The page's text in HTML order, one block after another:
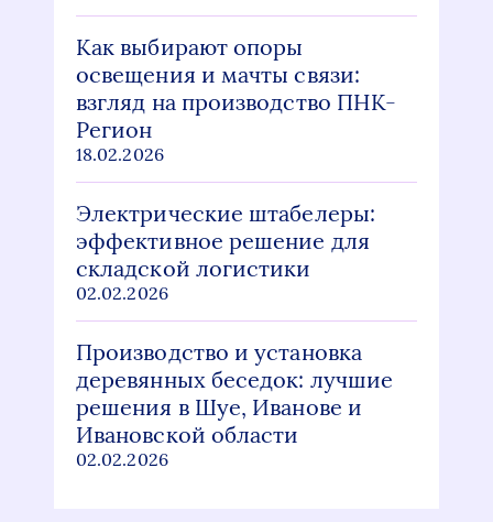
Как выбирают опоры
освещения и мачты связи:
взгляд на производство ПНК-
Регион
18.02.2026
Электрические штабелеры:
эффективное решение для
складской логистики
02.02.2026
Производство и установка
деревянных беседок: лучшие
решения в Шуе, Иванове и
Ивановской области
02.02.2026